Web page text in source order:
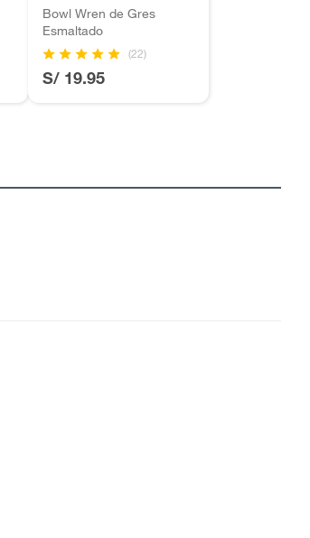
Bowl Wren de Gres
Esmaltado
(22)
S/ 19.95